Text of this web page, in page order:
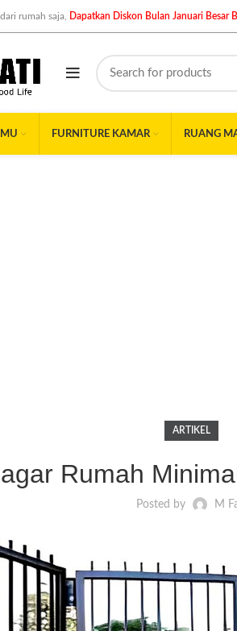
rumah saja, Dapatkan Diskon Bulan Januari Besar
FURNITURE KAMAR RUANG
ARTIKEL
Rumah
Posted by M